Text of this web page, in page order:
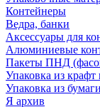
Контейнеры
Ведра, банки
Аксессуары для
Алюминиевые
Пакеты ПНД
Упаковка из
Упаковка из
Я архив